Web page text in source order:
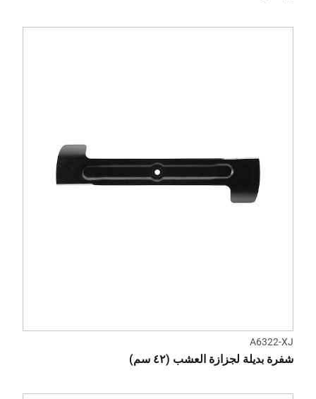
A6322-XJ
شفرة بديلة لجزازة العشب (٤٢ سم)